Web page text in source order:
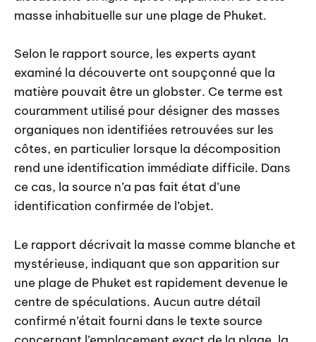
masse inhabituelle sur une plage de Phuket.
Selon le rapport source, les experts ayant
examiné la découverte ont soupçonné que la
matière pouvait être un globster. Ce terme est
couramment utilisé pour désigner des masses
organiques non identifiées retrouvées sur les
côtes, en particulier lorsque la décomposition
rend une identification immédiate difficile. Dans
ce cas, la source n’a pas fait état d’une
identification confirmée de l’objet.
Le rapport décrivait la masse comme blanche et
mystérieuse, indiquant que son apparition sur
une plage de Phuket est rapidement devenue le
centre de spéculations. Aucun autre détail
confirmé n’était fourni dans le texte source